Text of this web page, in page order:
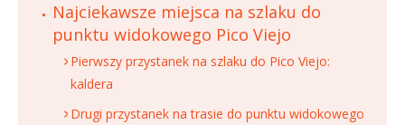
Najciekawsze miejsca na szlaku do
punktu widokowego Pico Viejo
Pierwszy przystanek na szlaku do Pico Viejo:
kaldera
Drugi przystanek na trasie do punktu widokowego